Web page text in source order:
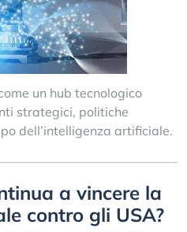
un hub tecnologico
strategici, politiche
dell’intelligenza artificiale.
a vincere la
contro gli USA?